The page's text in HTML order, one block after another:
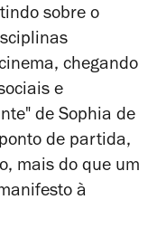
sobre o
chegando
e
de Sophia de
de partida,
mais do que um
à